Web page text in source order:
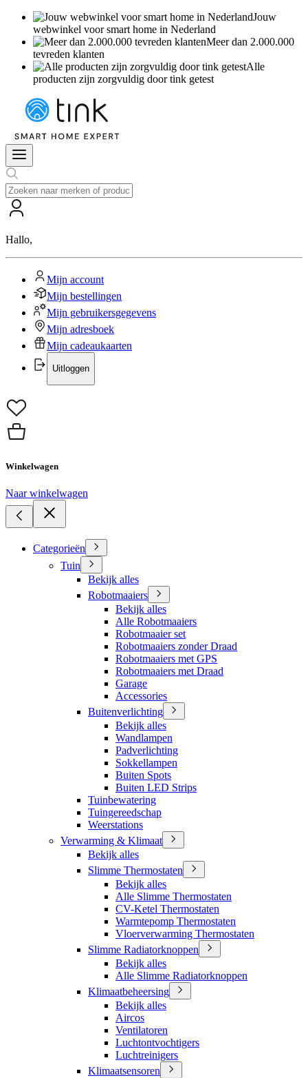
Jouw
webwinkel voor smart home in Nederland
Meer dan 2.000.000
tevreden klanten
Alle
producten zijn zorgvuldig door tink getest
Hallo,
Mijn account
Mijn bestellingen
Mijn gebruikersgegevens
Mijn adresboek
Mijn cadeaukaarten
Uitloggen
Winkelwagen
Naar winkelwagen
Categorieën
Tuin
Bekijk alles
Robotmaaiers
Bekijk alles
Alle Robotmaaiers
Robotmaaier set
Robotmaaiers zonder Draad
Robotmaaiers met GPS
Robotmaaiers met Draad
Garage
Accessories
Buitenverlichting
Bekijk alles
Wandlampen
Padverlichting
Sokkellampen
Buiten Spots
Buiten LED Strips
Tuinbewatering
Tuingereedschap
Weerstations
Verwarming & Klimaat
Bekijk alles
Slimme Thermostaten
Bekijk alles
Alle Slimme Thermostaten
CV-Ketel Thermostaten
Warmtepomp Thermostaten
Vloerverwarming Thermostaten
Slimme Radiatorknoppen
Bekijk alles
Alle Slimme Radiatorknoppen
Klimaatbeheersing
Bekijk alles
Aircos
Ventilatoren
Luchtontvochtigers
Luchtreinigers
Klimaatsensoren